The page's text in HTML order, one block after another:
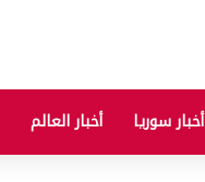
أخبار سوريا أخبار العالم